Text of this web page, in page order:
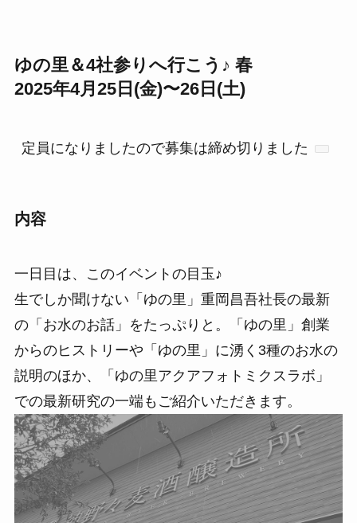
ゆの里＆4社参りへ行こう♪ 春
2025年4月25日(金)〜26日(土)
定員になりましたので募集は締め切りました
内容
一日目は、このイベントの目玉♪
生でしか聞けない「ゆの里」重岡昌吾社長の最新
の「お水のお話」をたっぷりと。「ゆの里」創業
からのヒストリーや「ゆの里」に湧く3種のお水の
説明のほか、「ゆの里アクアフォトミクスラボ」
での最新研究の一端もご紹介いただきます。